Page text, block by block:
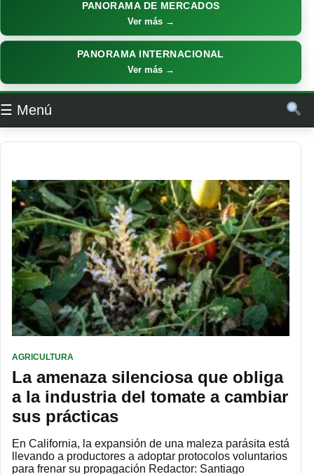
PANORAMA DE MERCADOS
Ver más →
PANORAMA INTERNACIONAL
Ver más →
☰ Menú
AGRICULTURA
La amenaza silenciosa que obliga
a la industria del tomate a cambiar
sus prácticas
En California, la expansión de una maleza parásita está
llevando a productores a adoptar protocolos voluntarios
para frenar su propagación Redactor: Santiago